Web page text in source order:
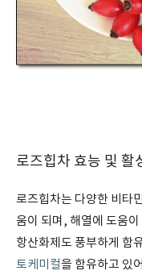
로즈힙차 효능 및 활
로즈힙차는 다양한 비타
움이 되며, 해열에 도움
항산화제도 풍부하게 함
토케미컬을 함유하고 있